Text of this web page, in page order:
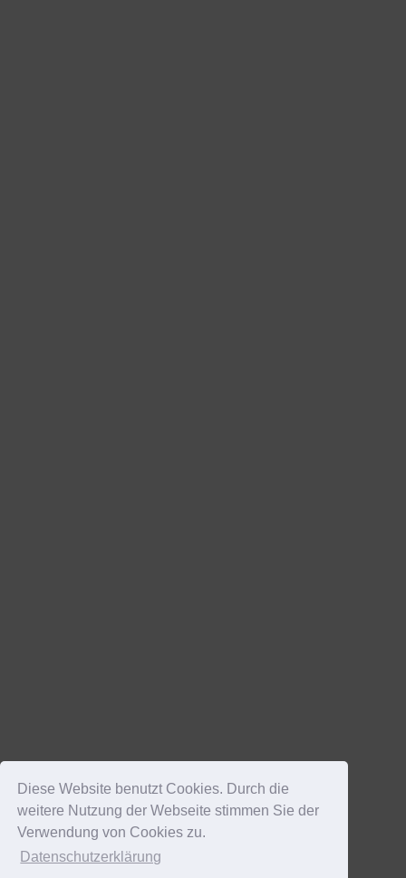
Diese Website benutzt Cookies. Durch die
weitere Nutzung der Webseite stimmen Sie der
Verwendung von Cookies zu.
Datenschutzerklärung